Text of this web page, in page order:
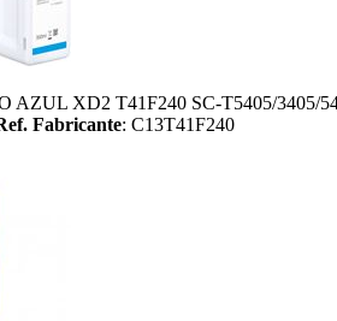
AZUL XD2 T41F240 SC-T5405/3405/
Fabricante: C13T41F240